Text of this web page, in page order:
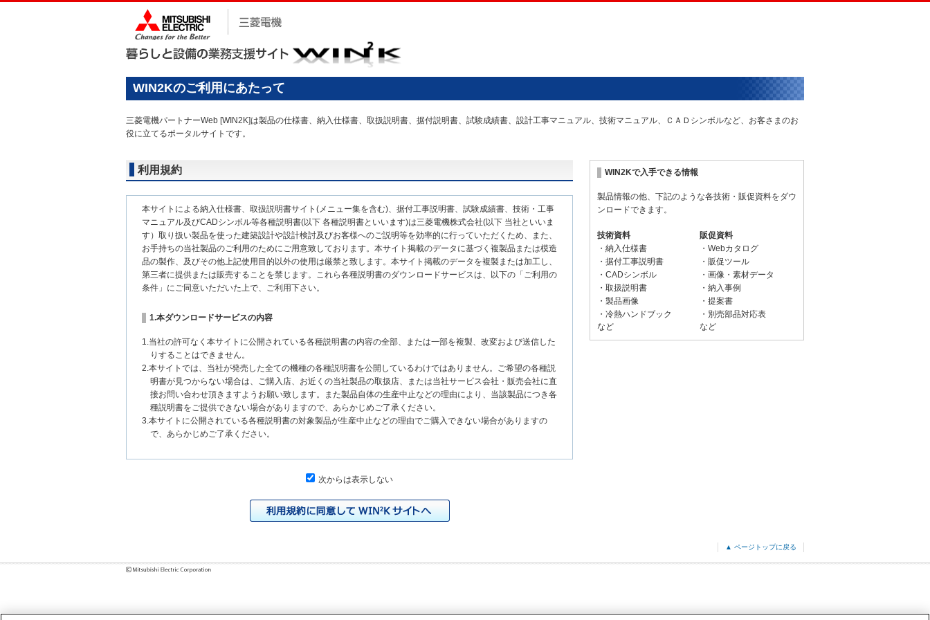
WIN2Kのご利用にあたって
三菱電機パートナーWeb [WIN2K]は製品の仕様書、納入仕様書、取扱説明書、据付説明書、試験成績書、設計工事マニュアル、技術マニュアル、ＣＡＤシンボルなど、お客さまのお
役に立てるポータルサイトです。
利用規約
本サイトによる納入仕様書、取扱説明書サイト(メニュー集を含む)、据付工事説明書、試験成績書、技術・工事
マニュアル及びCADシンボル等各種説明書(以下 各種説明書といいます)は三菱電機株式会社(以下 当社といいま
す）取り扱い製品を使った建築設計や設計検討及びお客様へのご説明等を効率的に行っていただくため、また、
お手持ちの当社製品のご利用のためにご用意致しております。本サイト掲載のデータに基づく複製品または模造
品の製作、及びその他上記使用目的以外の使用は厳禁と致します。本サイト掲載のデータを複製または加工し、
第三者に提供または販売することを禁じます。これら各種説明書のダウンロードサービスは、以下の「ご利用の
条件」にご同意いただいた上で、ご利用下さい。
1.本ダウンロードサービスの内容
1.当社の許可なく本サイトに公開されている各種説明書の内容の全部、または一部を複製、改変および送信した
りすることはできません。
2.本サイトでは、当社が発売した全ての機種の各種説明書を公開しているわけではありません。ご希望の各種説
明書が見つからない場合は、ご購入店、お近くの当社製品の取扱店、または当社サービス会社・販売会社に直
接お問い合わせ頂きますようお願い致します。また製品自体の生産中止などの理由により、当該製品につき各
種説明書をご提供できない場合がありますので、あらかじめご了承ください。
3.本サイトに公開されている各種説明書の対象製品が生産中止などの理由でご購入できない場合がありますの
で、あらかじめご了承ください。
いまして、本サイトに公開されている説明書の記載内容と、お客様がお持ちの製品の仕様がその後のマイナー
チェンジにより、異なる場合があります。本サイトに公開されている各種説明書の内容とお手持ちの製品の仕
各種説明書は、製品本体に同梱する各種説明書の変更の度に修正・更新するものではありません。
次からは表示しない
WIN2Kで入手できる情報
製品情報の他、下記のような各技術・販促資料をダウ
ンロードできます。
技術資料
・納入仕様書
・据付工事説明書
・CADシンボル
・取扱説明書
・製品画像
・冷熱ハンドブック
など
販促資料
・Webカタログ
・販促ツール
・画像・素材データ
・納入事例
・提案書
・別売部品対応表
など
▲ ページトップに戻る